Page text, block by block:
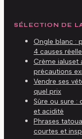
SÉLECTION DE
Ongle blanc :
4 causes
Crème ialuset
précautions
Vendre ses
quel prix
Sûre ou sure
et acidité
Phrases
courtes et